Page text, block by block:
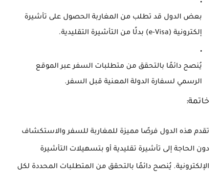
بعض الدول قد تطلب من المغاربة الحصول على تأشيرة
إلكترونية (e-Visa) بدلًا من التأشيرة التقليدية.
يُنصح دائمًا بالتحقق من متطلبات السفر عبر الموقع
الرسمي لسفارة الدولة المعنية قبل السفر.
خاتمة:
تقدم هذه الدول فرصًا مميزة للمغاربة للسفر والاستكشاف
دون الحاجة إلى تأشيرة تقليدية أو بتسهيلات التأشيرة
الإلكترونية. يُنصح دائمًا بالتحقق من المتطلبات المحددة لكل